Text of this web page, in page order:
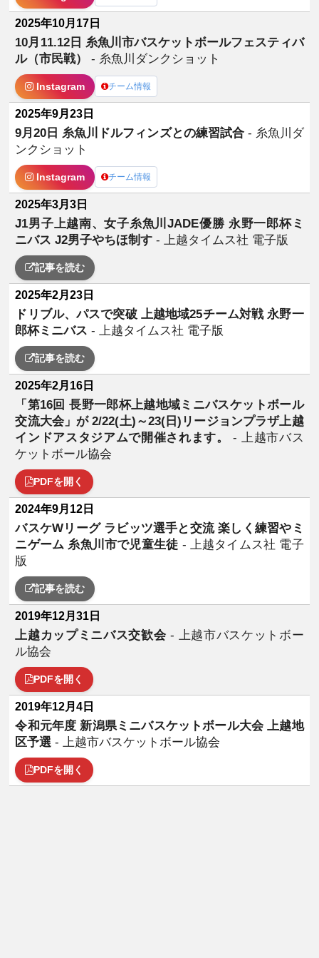
2025年10月17日
10月11.12日 糸魚川市バスケットボールフェスティバ
ル（市民戦）- 糸魚川ダンクショット
Instagram チーム情報
2025年9月23日
9月20日 糸魚川ドルフィンズとの練習試合 - 糸魚川ダ
ンクショット
Instagram チーム情報
2025年3月3日
J1男子上越南、女子糸魚川JADE優勝 永野一郎杯ミ
ニバス J2男子やちほ制す- 上越タイムス社 電子版
記事を読む
2025年2月23日
ドリブル、パスで突破 上越地域25チーム対戦 永野一
郎杯ミニバス- 上越タイムス社 電子版
記事を読む
2025年2月16日
「第16回 長野一郎杯上越地域ミニバスケットボール
交流大会」が 2/22(土)～23(日)リージョンプラザ上越
インドアスタジアムで開催されます。- 上越市バス
ケットボール協会
PDFを開く
2024年9月12日
バスケWリーグ ラビッツ選手と交流 楽しく練習やミ
ニゲーム 糸魚川市で児童生徒 - 上越タイムス社 電子
版
記事を読む
2019年12月31日
上越カップミニバス交歓会 - 上越市バスケットボー
ル協会
PDFを開く
2019年12月4日
令和元年度 新潟県ミニバスケットボール大会 上越地
区予選- 上越市バスケットボール協会
PDFを開く